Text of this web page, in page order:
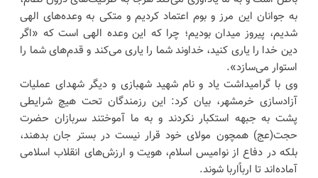
به جوانان این مرز و بوم اعتماد کردیم و متکی به وعده‌های الهی
شدیم، پیروز میدان بودیم؛ چرا که این وعده الهی است که «اگر
دین خدا را یاری کنید، خداوند شما را یاری می‌کند و قدم‌های شما را
استوار می‌سازد».
وی با گرامیداشت یاد و نام شهید شهبازی و دیگر شهدای عملیات
آزادسازی خرمشهر، بیان کرد: این رزمندگان تحت هیچ شرایطی
پشت به جبهه استکبار نکردند و به ما آموختند سربازان حضرت
حجت(عج) همچون مولای خود قرار نیست در بستر جان بدهند،
بلکه در دفاع از نوامیس اسلام، هویت و ارزش‌های انقلاب اسلامی
آماده‌اند تا ارباًاربا شوند.